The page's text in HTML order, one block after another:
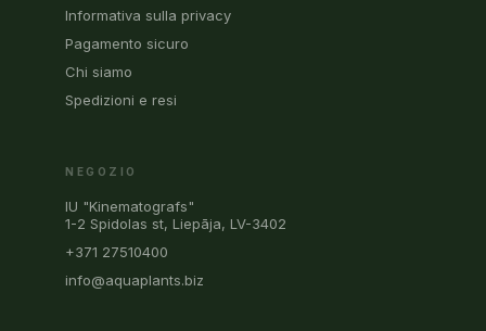
Informativa sulla privacy
Pagamento sicuro
Chi siamo
Spedizioni e resi
NEGOZIO
IU "Kinematografs"
1-2 Spidolas st, Liepāja, LV-3402
+371 27510400
info@aquaplants.biz